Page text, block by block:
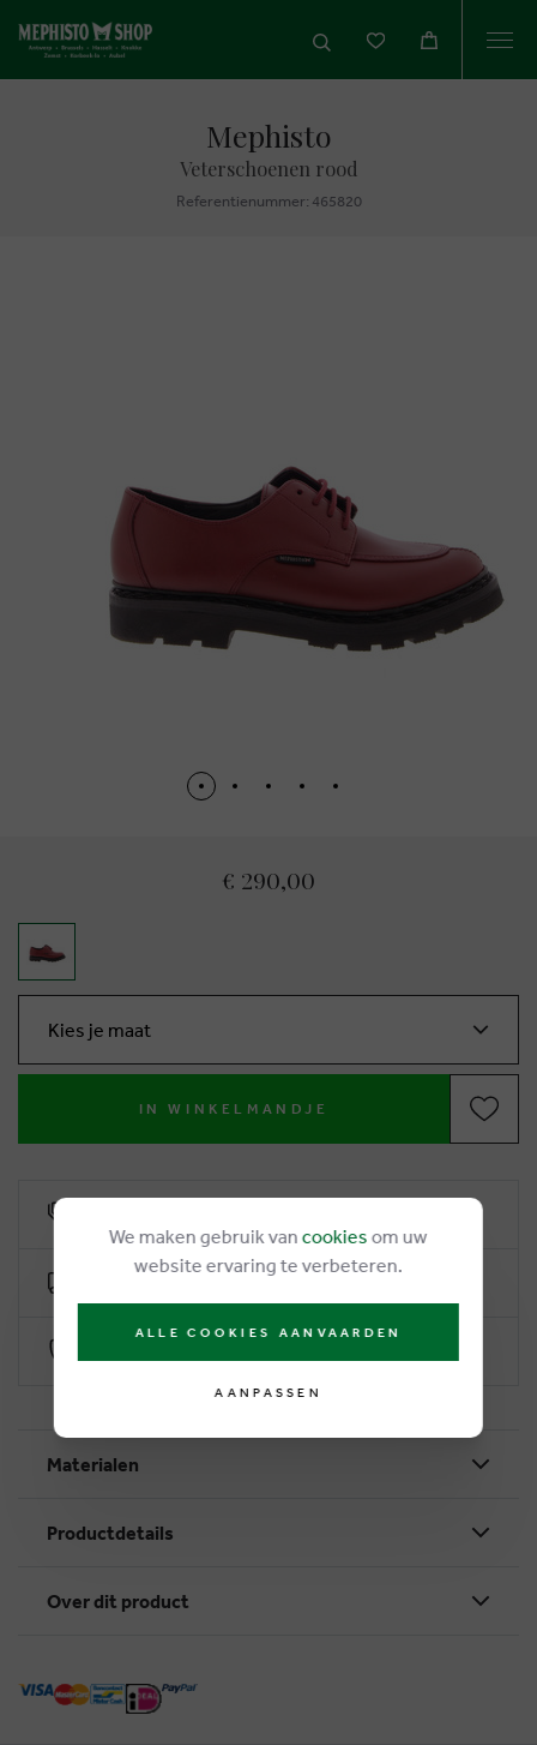
Mephisto
Veterschoenen rood
Referentienummer: 465820
€ 290,00
Kies je maat
IN WINKELMANDJE
Gratis levering vanaf €50
Materialen
Productdetails
Over dit product
We maken gebruik van cookies om uw
website ervaring te verbeteren.
ALLE COOKIES AANVAARDEN
AANPASSEN